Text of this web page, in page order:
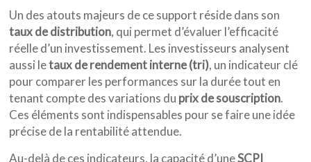
Un des atouts majeurs de ce support réside dans son
taux de distribution, qui permet d’évaluer l’efficacité
réelle d’un investissement. Les investisseurs analysent
aussi letaux de rendement interne (tri), un indicateur clé
pour comparer les performances sur la durée tout en
tenant compte des variations du prix de souscription.
Ces éléments sont indispensables pour se faire une idée
précise de la rentabilité attendue.
Au-delà de ces indicateurs, la capacité d’uneSCPI